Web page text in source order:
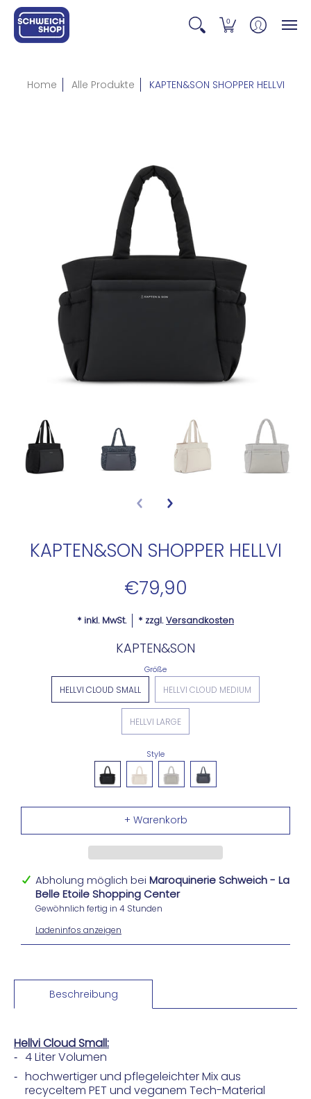
0
Home Alle Produkte KAPTEN&SON SHOPPER HELLVI
KAPTEN&SON SHOPPER HELLVI
€79,90
* inkl. MwSt. * zzgl.Versandkosten
KAPTEN&SON
Größe
HELLVI CLOUD SMALL HELLVI CLOUD MEDIUM
HELLVI LARGE
Style
Abholung möglich bei Maroquinerie Schweich - La
Belle Etoile Shopping Center
Gewöhnlich fertig in 4 Stunden
Ladeninfos anzeigen
Beschreibung
Hellvi Cloud Small:
4 Liter Volumen
hochwertiger und pflegeleichter Mix aus
recyceltem PET und veganem Tech-Material